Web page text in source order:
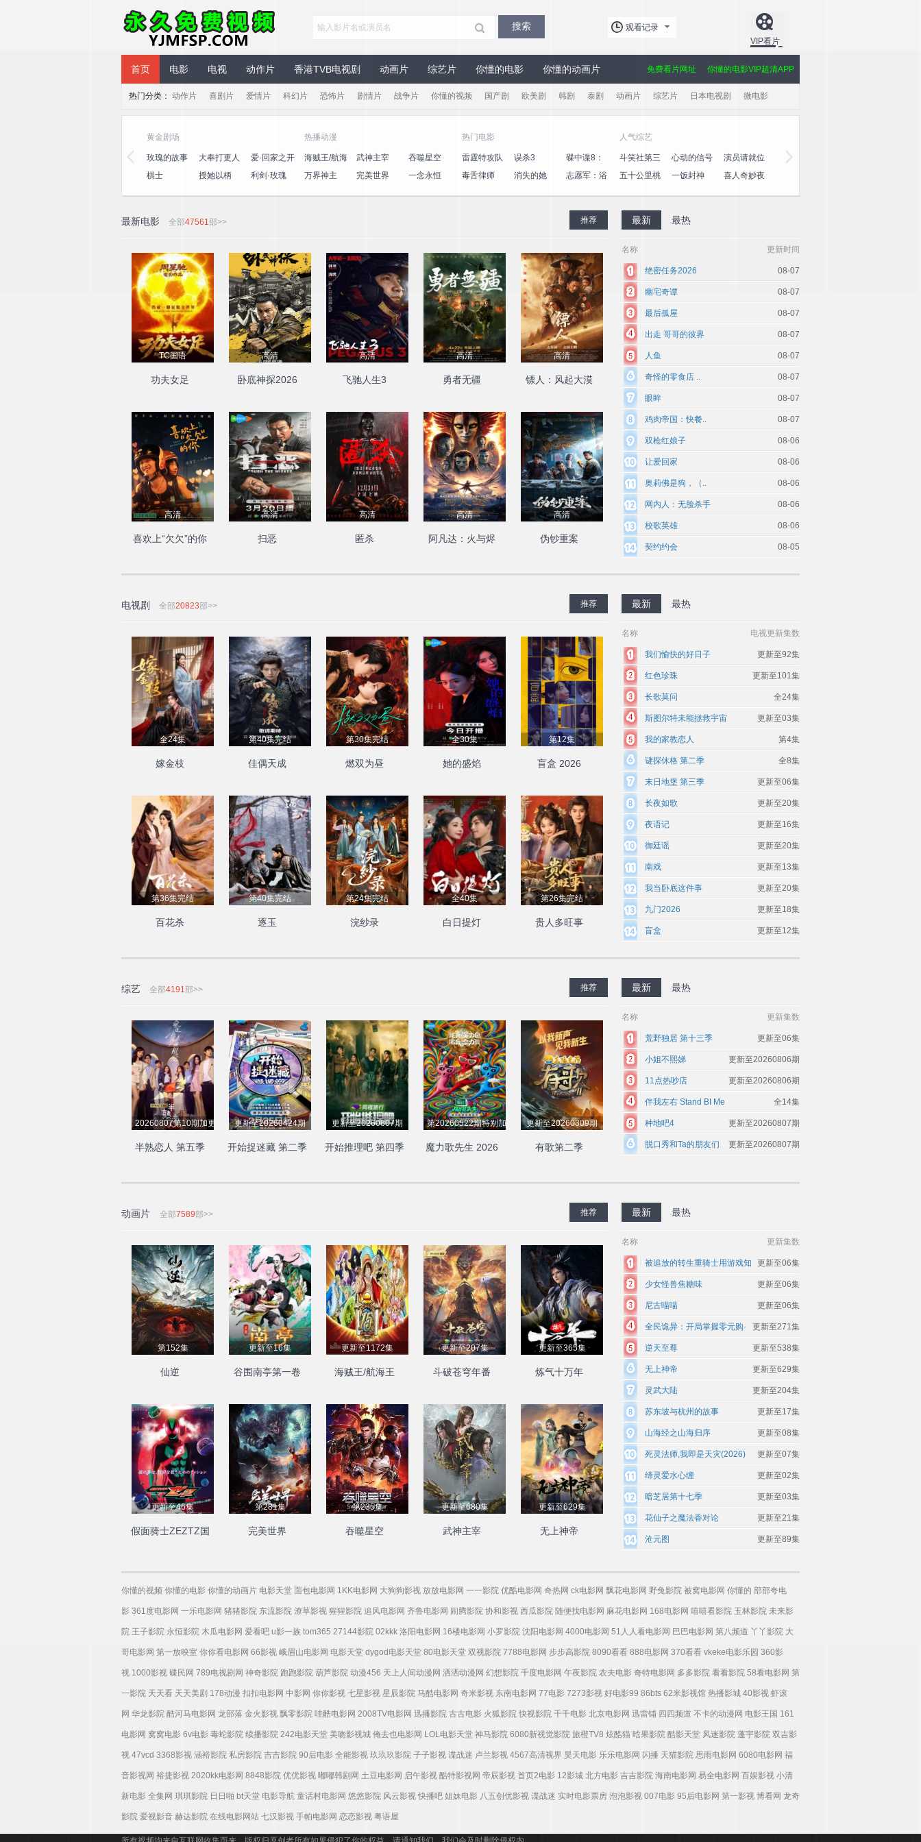
永久免费视频
观看记录
VIP看片
首页 电影 电视 动作片 香港TVB电视剧 动画片 综艺片 你懂的电影 你懂的动画片 你懂的电影VIP超清APP
免费看片网址
热门分类： 动作片 喜剧片 爱情片 科幻片 恐怖片 剧情片 战争片 你懂的视频 国产剧 欧美剧 韩剧 泰剧 动画片 综艺片 日本电视剧 微电影
黄金剧场
玫瑰的故事 大奉打更人
爱·回家之开
心速递
棋士 授她以柄 利剑·玫瑰
热播动漫
海贼王/航海
王
武神主宰
吞噬星空
万界神主
完美世界 一念永恒
热门电影
雷霆特攻队 误杀3
碟中谍8：
最终清算
毒舌律师 消失的她
志愿军：浴
人气综艺
斗笑社第三
季
心动的信号
第八季
演员请就位
第三季
五十公里桃
一饭封神
喜人奇妙夜
最新电影 全部47561部>> 推荐
TC国语
功夫女足
高清
卧底神探2026
高清
飞驰人生3
高清
勇者无疆
高清
镖人：风起大漠
高清
喜欢上“欠欠”的你
高清
扫恶
高清
匿杀
高清
阿凡达：火与烬
高清
伪钞重案
最新 最热
名称 更新时间
08-07
绝密任务2026
08-07
幽宅奇谭
08-07
最后孤屋
08-07
出走 哥哥的彼界
08-07
人鱼
08-07
奇怪的零食店 ..
08-07
眼眸
08-07
鸡肉帝国：快餐..
08-06
双枪红娘子
08-06
让爱回家
08-06
奥莉佛是狗，（..
08-06
网内人：无脸杀手
08-06
校歌英雄
08-05
契约约会
电视剧 全部20823部>> 推荐
全24集
嫁金枝
第40集完结
佳偶天成
第30集完结
燃双为昼
全30集
她的盛焰
第12集
盲盒 2026
第36集完结
百花杀
第40集完结
逐玉
第24集完结
浣纱录
全40集
白日提灯
第26集完结
贵人多旺事
最新 最热
名称 电视更新集数
更新至92集
我们愉快的好日子
更新至101集
红色珍珠
全24集
长歌莫问
更新至03集
斯图尔特未能拯救宇宙
第4集
我的家教恋人
全8集
谜探休格 第二季
更新至06集
末日地堡 第三季
更新至20集
长夜如歌
更新至16集
夜语记
更新至20集
御廷谣
更新至13集
南戏
更新至20集
我当卧底这件事
更新至18集
九门2026
更新至12集
盲盒
综艺 全部4191部>> 推荐
20260807第10期加更下
半熟恋人 第五季
更新至20260424期
开始捉迷藏 第二季
更新至20260807期
开始推理吧 第四季
第20260522期特别加更
魔力歌先生 2026
更新至20260309期
有歌第二季
最新 最热
名称 更新集数
更新至06集
荒野独居 第十三季
更新至20260806期
小姐不熙娣
更新至20260806期
11点热吵店
全14集
伴我左右 Stand BI Me
更新至20260807期
种地吧4
更新至20260807期
脱口秀和Ta的朋友们
动画片 全部7589部>> 推荐
第152集
仙逆
更新至16集
谷围南亭第一卷
更新至1172集
海贼王/航海王
更新至207集
斗破苍穹年番
更新至365集
炼气十万年
更新至46集
假面骑士ZEZTZ国
第281集
完美世界
第235集
吞噬星空
更新至680集
武神主宰
更新至629集
无上神帝
最新 最热
名称 更新集数
更新至06集
被追放的转生重骑士用游戏知
识开无双 更新至06集
少女怪兽焦糖味
更新至06集
尼古喵喵
更新至271集
全民诡异：开局掌握零元购·
动态漫画 更新至538集
逆天至尊
更新至629集
无上神帝
更新至204集
灵武大陆
更新至17集
苏东坡与杭州的故事
更新至08集
山海经之山海归序
更新至07集
死灵法师,我即是天灾(2026)
更新至02集
缔灵爱水心缠
更新至03集
暗芝居第十七季
更新至21集
花仙子之魔法香对论
更新至89集
沧元图
你懂的视频 你懂的电影 你懂的动画片 电影天堂 面包电影网 1KK电影网 大狗狗影视 放放电影网 一一影院 优酷电影网 奇热网 ck电影网 飘花电影网 野兔影院 被窝电影网 你懂的 部部夸电
影 361度电影网 一乐电影网 猪猪影院 东流影院 潦草影视 猩猩影院 追风电影网 齐鲁电影网 闹腾影院 协和影视 西瓜影院 随便找电影网 麻花电影网 168电影网 嘻嘻看影院 玉林影院 未来影
院 王子影院 永恒影院 木瓜电影网 爱看吧 u影一族 tom365 27144影院 02kkk 洛阳电影网 16楼电影网 小罗影院 沈阳电影网 4000电影网 51人人看电影网 巴巴电影网 第八频道 丫丫影院 大
哥电影网 第一放映室 你你看电影网 66影视 峨眉山电影网 电影天堂 dygod电影天堂 80电影天堂 双视影院 7788电影网 步步高影院 8090看看 888电影网 370看看 vkeke电影乐园 360影
视 1000影视 碟民网 789电视剧网 神奇影院 跑跑影院 葫芦影院 动漫456 天上人间动漫网 洒洒动漫网 幻想影院 千度电影网 午夜影院 农夫电影 奇特电影网 多多影院 看看影院 58看电影网 第
一影院 天天看 天天美剧 178动漫 扣扣电影网 中影网 你你影视 七星影视 星辰影院 马酷电影网 奇米影视 东南电影网 77电影 7273影视 好电影99 86bts 62米影视馆 热播影城 40影视 虾滚
网 华龙影院 酷河马电影网 龙部落 金火影视 飘零影院 哇酷电影网 2008TV电影网 迅播影院 古古电影 火狐影院 快视影院 千千电影 北京电影网 迅雷铺 四四频道 不卡的动漫网 电影王国 161
电影网 窝窝电影 6v电影 毒蛇影院 续播影院 242电影天堂 美吻影视城 俺去也电影网 LOL电影天堂 神马影院 6080新视觉影院 旅橙TV8 炫酷猫 晗果影院 酷影天堂 风迷影院 蓬宇影院 双吉影
视 47vcd 3368影视 涵裕影院 私房影院 吉吉影院 90后电影 全能影视 玖玖玖影院 子子影视 谍战迷 卢兰影视 4567高清视界 昊天电影 乐乐电影网 闪播 天猫影院 思雨电影网 6080电影网 福
音影视网 裕捷影视 2020kk电影网 8848影院 优优影视 嘟嘟韩剧网 土豆电影网 启午影视 酷特影视网 帝辰影视 首页2电影 12影城 北方电影 吉吉影院 海南电影网 易全电影网 百娱影视 小清
新电影 全集网 琪琪影院 日日啪 bt天堂 电影导航 童话村电影网 悠悠影院 风云影视 快播吧 姐妹电影 八五创优影视 谍战迷 实时电影票房 泡泡影视 007电影 95后电影网 第一影视 博看网 龙奇
影院 爱视影音 赫达影院 在线电影网站 七汉影视 手帕电影网 恋恋影视 粤语屋